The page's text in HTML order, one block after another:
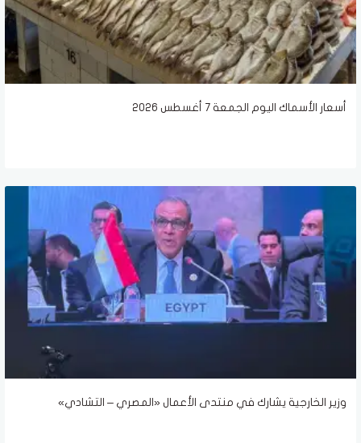
أسعار الأسماك اليوم الجمعة 7 أغسطس 2026
وزير الخارجية يشارك في منتدى الأعمال «المصري – التشادي»